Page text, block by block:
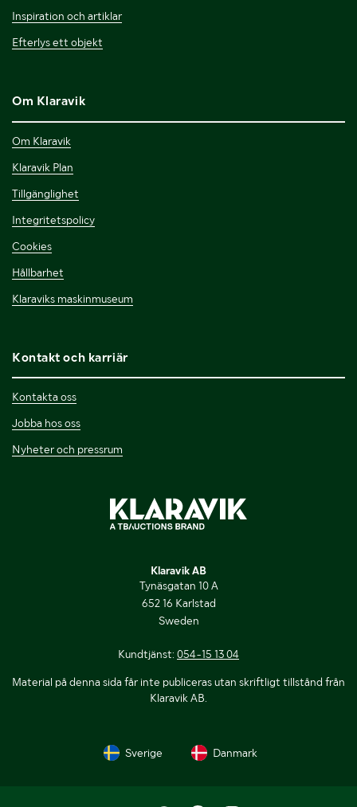
Inspiration och artiklar
Efterlys ett objekt
Om Klaravik
Om Klaravik
Klaravik Plan
Tillgänglighet
Integritetspolicy
Cookies
Hållbarhet
Klaraviks maskinmuseum
Kontakt och karriär
Kontakta oss
Jobba hos oss
Nyheter och pressrum
Klaravik AB
Tynäsgatan 10 A
652 16 Karlstad
Sweden
Kundtjänst: 054-15 13 04
Material på denna sida får inte publiceras utan skriftligt tillstånd från
Klaravik AB.
Sverige Danmark